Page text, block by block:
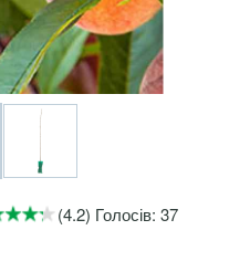
(4.2) Голосів: 37